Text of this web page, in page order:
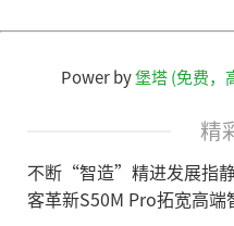
Power by堡塔 (免费，
精
不断“智造”精进发展指
客革新S50M Pro拓宽高端